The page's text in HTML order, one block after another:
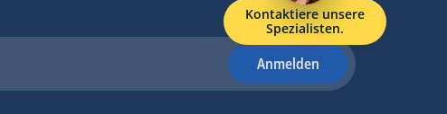
Kontaktiere unsere
Spezialisten.
Anmelden